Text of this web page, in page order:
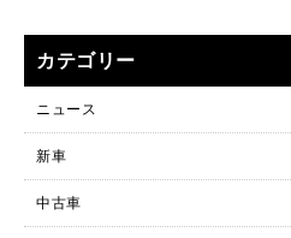
カテゴリー
ニュース
新車
中古車